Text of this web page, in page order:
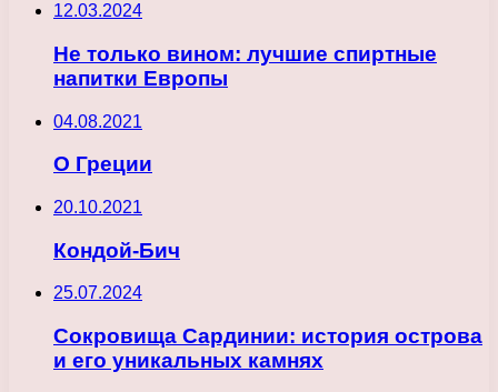
12.03.2024
Не только вином: лучшие спиртные
напитки Европы
04.08.2021
О Греции
20.10.2021
Кондой-Бич
25.07.2024
Сокровища Сардинии: история острова
и его уникальных камнях